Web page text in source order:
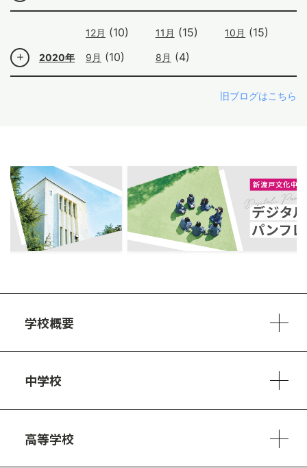
2020年
12月 (10) 11月 (15) 10月 (15)
9月 (10) 8月 (4)
旧ブログはこちら
学校概要
中学校
高等学校